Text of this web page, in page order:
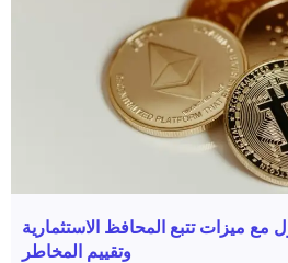
مع ميزات تتبع المحافظ الاستثمارية
وتقييم المخاطر